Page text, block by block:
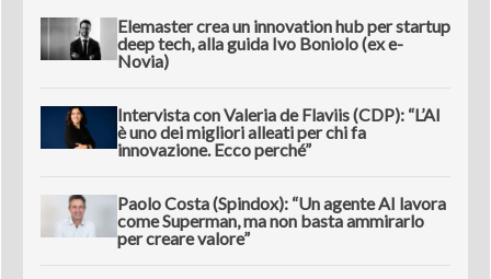
Elemaster crea un innovation hub per startup
deep tech, alla guida Ivo Boniolo (ex e-
Novia)
Intervista con Valeria de Flaviis (CDP): “L’AI
è uno dei migliori alleati per chi fa
innovazione. Ecco perché”
Paolo Costa (Spindox): “Un agente AI lavora
come Superman, ma non basta ammirarlo
per creare valore”